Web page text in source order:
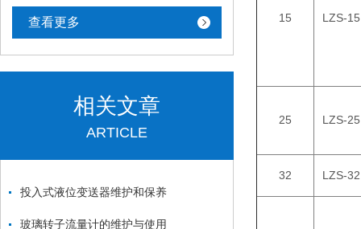
查看更多
相关文章
ARTICLE
投入式液位变送器维护和保养
玻璃转子流量计的维护与使用
15 LZS-15
25 LZS-25
32 LZS-32